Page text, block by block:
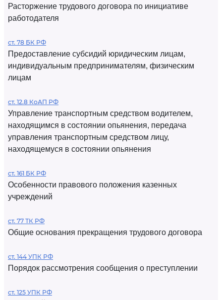
Расторжение трудового договора по инициативе
работодателя
ст. 78 БК РФ
Предоставление субсидий юридическим лицам,
индивидуальным предпринимателям, физическим
лицам
ст. 12.8 КоАП РФ
Управление транспортным средством водителем,
находящимся в состоянии опьянения, передача
управления транспортным средством лицу,
находящемуся в состоянии опьянения
ст. 161 БК РФ
Особенности правового положения казенных
учреждений
ст. 77 ТК РФ
Общие основания прекращения трудового договора
ст. 144 УПК РФ
Порядок рассмотрения сообщения о преступлении
ст. 125 УПК РФ